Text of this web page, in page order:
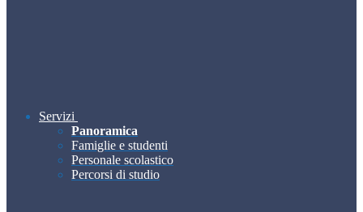
Servizi
Panoramica
Famiglie e studenti
Personale scolastico
Percorsi di studio